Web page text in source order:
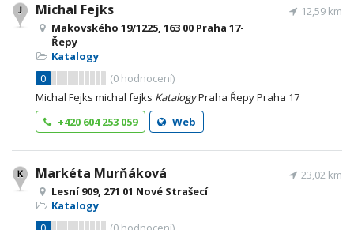
Michal Fejks
Makovského 19/1225, 163 00 Praha 17-
Řepy
Katalogy
0
(0 hodnocení)
12,59 km
Michal Fejks michal fejks KatalogyPraha Řepy Praha 17
+420 604 253 059
Web
Markéta Murňáková
Lesní 909, 271 01 Nové Strašecí
Katalogy
23,02 km